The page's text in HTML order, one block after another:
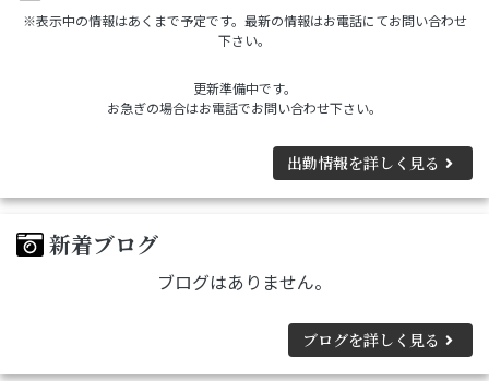
※表示中の情報はあくまで予定です。最新の情報はお電話にてお問い合わせ
下さい。
更新準備中です。
お急ぎの場合はお電話でお問い合わせ下さい。
出勤情報を詳しく見る
新着ブログ
ブログはありません。
ブログを詳しく見る